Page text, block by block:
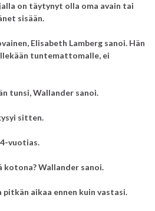
on täytynyt olla oma avain tai
sisään.
Elisabeth Lamberg sanoi. Hän
tuntemattomalle, ei
tunsi, Wallander sanoi.
sitten.
vuotias.
kotona? Wallander sanoi.
pitkän aikaa ennen kuin vastasi.